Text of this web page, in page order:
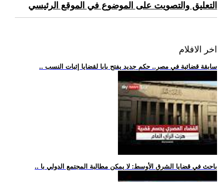
التعليق والتصويت على الموضوع في الموقع الرئيسي
اخر الافلام
.. سابقة قضائية في مصر.. حكم جديد يفتح بابا لقضايا إثبات النسب
.. باحث في قضايا الشرق الأوسط: لا يمكن مطالبة المجتمع الدولي با